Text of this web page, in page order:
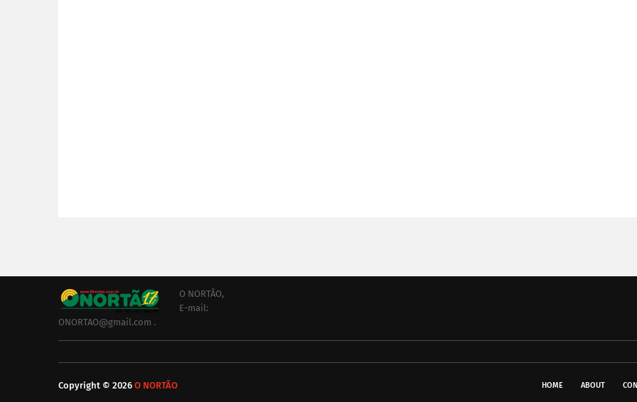
O NORTÃO,
E-mail:
ONORTAO@gmail.com .
HOME ABOUT
Copyright © 2026 O NORTÃO